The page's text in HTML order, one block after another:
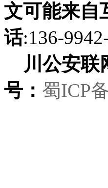
文可能来自
话:136-
川公安联
号： 蜀ICP